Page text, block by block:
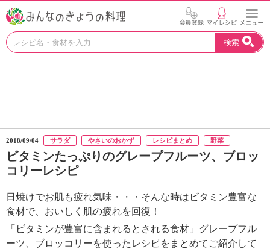
お
つ
け
。
N
K
エ
検索
2018/09/04 サラダ やさいのおかず レシピまとめ 野菜
ビタミンたっぷりのグレープフルーツ、ブロッ
コリーレシピ
日焼けでお肌も疲れ気味・・・そんな時はビタミン豊富な
食材で、おいしく肌の疲れを回復！
「ビタミンが豊富に含まれるとされる食材」グレープフル
ーツ、ブロッコリーを使ったレシピをまとめてご紹介して